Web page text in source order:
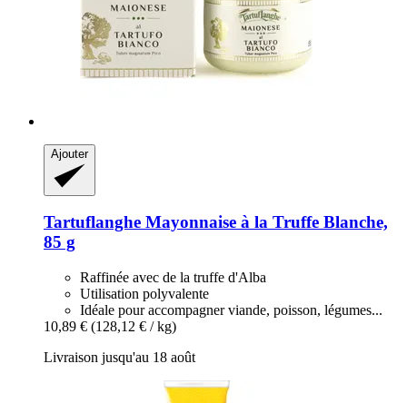
Ajouter
Tartuflanghe Mayonnaise à la Truffe Blanche,
85 g
Raffinée avec de la truffe d'Alba
Utilisation polyvalente
Idéale pour accompagner viande, poisson, légumes...
10,89 € (128,12 € / kg)
Livraison jusqu'au 18 août